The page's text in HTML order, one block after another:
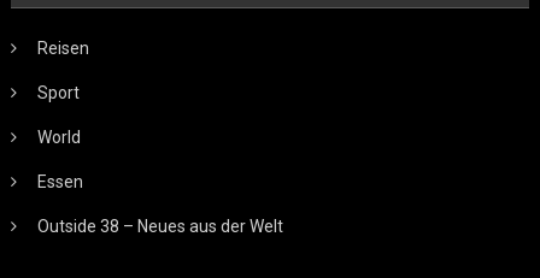
Reisen
Sport
World
Essen
Outside 38 – Neues aus der Welt